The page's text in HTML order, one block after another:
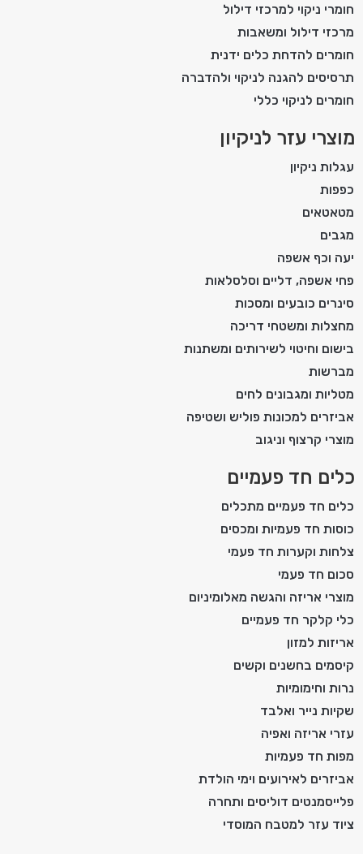
חומרי ניקוי למרכזי דילול
מרכזי דילול ומשאבות
חומרים להדחת כלים ידנית
תרסיסים להגנה לניקוי ולהדברה
חומרים לניקוי כללי
מוצרי עזר לניקיון
עגלות ניקיון
כפפות
מטאטאים
מגבים
יעה וכף אשפה
פחי אשפה, דליים וסלסלאות
סינרים כובעים ומסכות
מחצלות ומשטחי דריכה
בישום וחיטוי לשירותים ומשתנות
מברשות
מטליות ומגבונים לחים
אביזרים למכונות פוליש ושטיפה
מוצרי קרצוף וניגוב
כלים חד פעמיים
כלים חד פעמיים מתכלים
כוסות חד פעמיות ומכסים
צלחות וקערות חד פעמי
סכום חד פעמי
מוצרי אריזה והגשה מאלומיניום
כלי קלקר חד פעמיים
אריזות למזון
קיסמים בחשנים וקשים
נרות וחימומיות
שקיות נייר ואלבד
עזרי אריזה ואפיה
מפות חד פעמיות
אביזרים לאירועים וימי הולדת
פלייסמנטים דוליסים ותחרה
ציוד עזר למטבח המוסדי